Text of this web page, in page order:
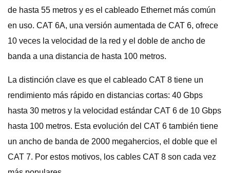
de hasta 55 metros y es el cableado Ethernet más común
en uso. CAT 6A, una versión aumentada de CAT 6, ofrece
10 veces la velocidad de la red y el doble de ancho de
banda a una distancia de hasta 100 metros.
La distinción clave es que el cableado CAT 8 tiene un
rendimiento más rápido en distancias cortas: 40 Gbps
hasta 30 metros y la velocidad estándar CAT 6 de 10 Gbps
hasta 100 metros. Esta evolución del CAT 6 también tiene
un ancho de banda de 2000 megahercios, el doble que el
CAT 7. Por estos motivos, los cables CAT 8 son cada vez